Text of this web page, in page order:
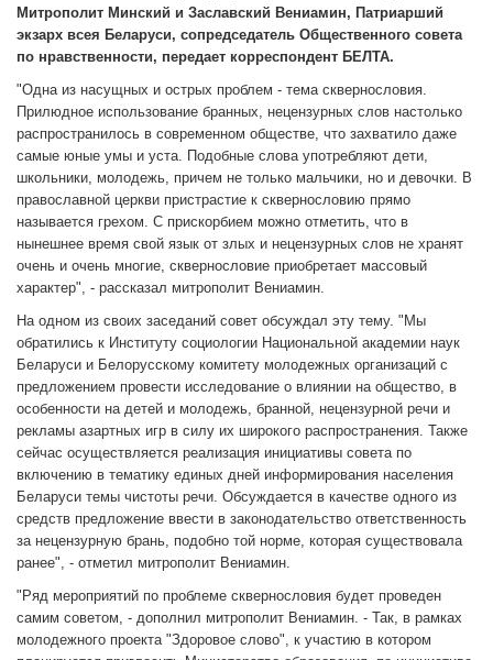
Митрополит Минский и Заславский Вениамин, Патриарший
экзарх всея Беларуси, сопредседатель Общественного совета
по нравственности, передает корреспондент БЕЛТА.
"Одна из насущных и острых проблем - тема сквернословия.
Прилюдное использование бранных, нецензурных слов настолько
распространилось в современном обществе, что захватило даже
самые юные умы и уста. Подобные слова употребляют дети,
школьники, молодежь, причем не только мальчики, но и девочки. В
православной церкви пристрастие к сквернословию прямо
называется грехом. С прискорбием можно отметить, что в
нынешнее время свой язык от злых и нецензурных слов не хранят
очень и очень многие, сквернословие приобретает массовый
характер", - рассказал митрополит Вениамин.
На одном из своих заседаний совет обсуждал эту тему. "Мы
обратились к Институту социологии Национальной академии наук
Беларуси и Белорусскому комитету молодежных организаций с
предложением провести исследование о влиянии на общество, в
особенности на детей и молодежь, бранной, нецензурной речи и
рекламы азартных игр в силу их широкого распространения. Также
сейчас осуществляется реализация инициативы совета по
включению в тематику единых дней информирования населения
Беларуси темы чистоты речи. Обсуждается в качестве одного из
средств предложение ввести в законодательство ответственность
за нецензурную брань, подобно той норме, которая существовала
ранее", - отметил митрополит Вениамин.
"Ряд мероприятий по проблеме сквернословия будет проведен
самим советом, - дополнил митрополит Вениамин. - Так, в рамках
молодежного проекта "Здоровое слово", к участию в котором